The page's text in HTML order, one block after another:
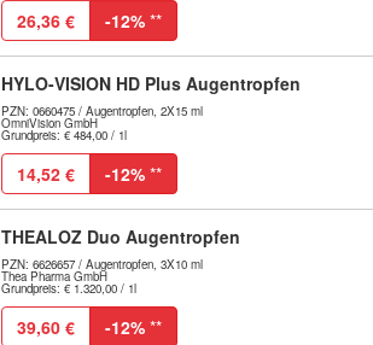
26,36 € -12% **
HYLO-VISION HD Plus Augentropfen
PZN: 0660475 / Augentropfen, 2X15 ml
OmniVision GmbH
Grundpreis: € 484,00 / 1l
14,52 € -12% **
THEALOZ Duo Augentropfen
PZN: 6626657 / Augentropfen, 3X10 ml
Thea Pharma GmbH
Grundpreis: € 1.320,00 / 1l
39,60 € -12% **